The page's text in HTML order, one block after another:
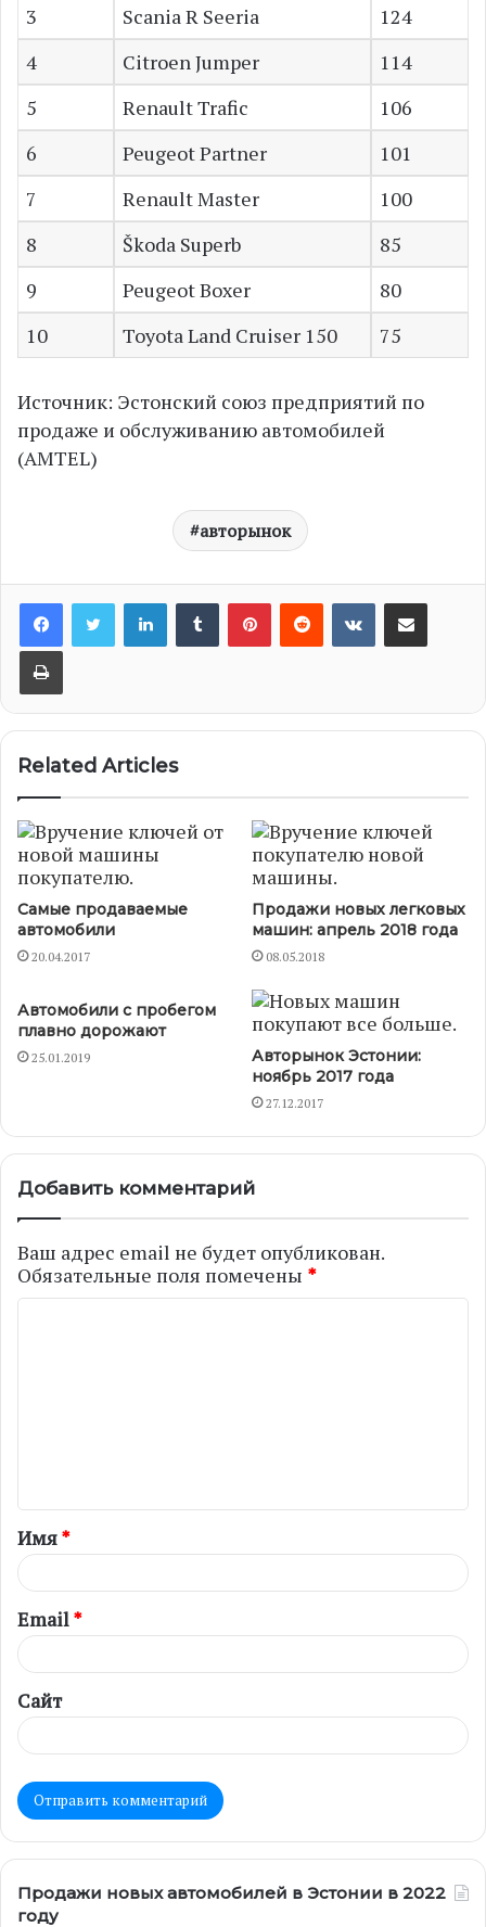
3 Scania R Seeria
124
4
Citroen Jumper
114
5
Renault Trafic
106
6
Peugeot Partner
101
7
Renault Master
100
8
Škoda Superb
85
9
Peugeot Boxer
80
10
Toyota Land Cruiser 150 75
Источник: Эстонский союз предприятий по
продаже и обслуживанию автомобилей
(AMTEL)
авторынок
LinkedInTumblrPinterest
RedditVKontakte
Share via Email
Print
Related Articles
Самые продаваемые
автомобили
20.04.2017
Продажи новых легковых
машин: апрель 2018 года
08.05.2018
Автомобили с пробегом
плавно дорожают
25.01.2019
Авторынок Эстонии:
ноябрь 2017 года
27.12.2017
Добавить комментарий
Ваш адрес email не будет опубликован.
Обязательные поля помечены *
т
а
р
и
й
*
Имя*
Email*
Сайт
Продажи новых автомобилей в Эстонии в 2022
году